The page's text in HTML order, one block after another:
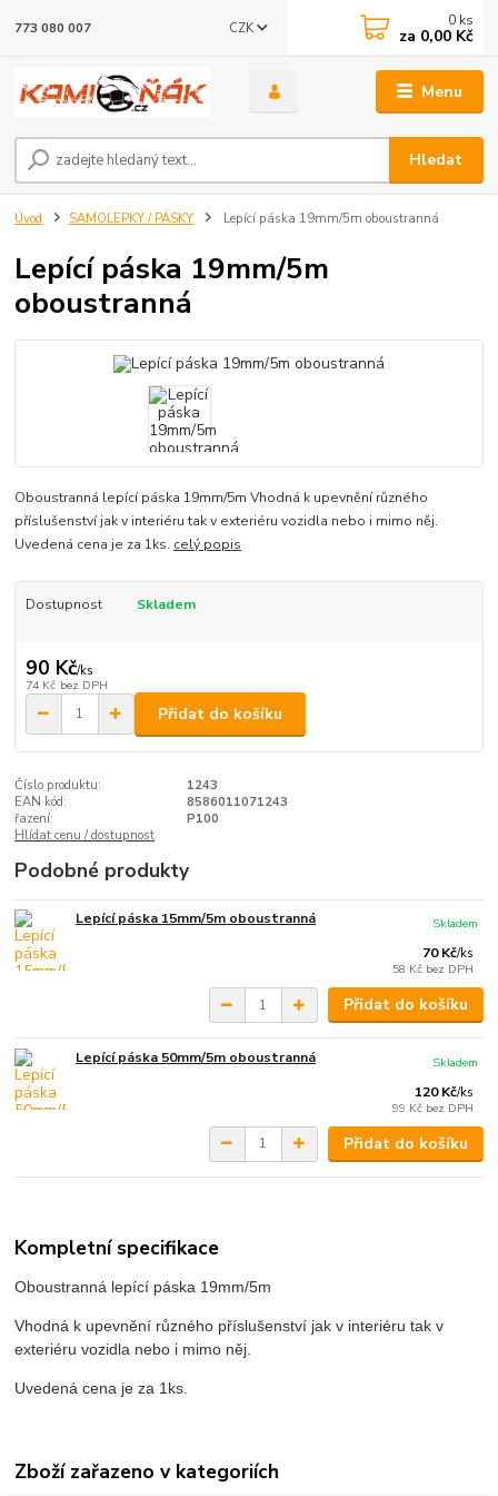
Menu
CZK
Hledat
773 080 007 0 ks
za 0,00 Kč
Úvod SAMOLEPKY / PÁSKY Lepící páska 19mm/5m oboustranná
Lepící páska 19mm/5m
oboustranná
Oboustranná lepící páska 19mm/5m Vhodná k upevnění různého
příslušenství jak v interiéru tak v exteriéru vozidla nebo i mimo něj.
Uvedená cena je za 1ks. celý popis
Dostupnost Skladem
90 Kč/ks
74 Kč bez DPH
Přidat do košíku
Číslo produktu:
1243
EAN kód:
8586011071243
řazení:
P100
Hlídat cenu / dostupnost
Podobné produkty
Lepící páska 15mm/5m oboustranná
70 Kč/ks
58 Kč bez DPH
Skladem
Přidat do košíku
Lepící páska 50mm/5m oboustranná
120 Kč/ks
99 Kč bez DPH
Skladem
Přidat do košíku
Kompletní specifikace
Oboustranná lepící páska 19mm/5m
Vhodná k upevnění různého příslušenství jak v interiéru tak v
exteriéru vozidla nebo i mimo něj.
Uvedená cena je za 1ks.
Zboží zařazeno v kategoriích